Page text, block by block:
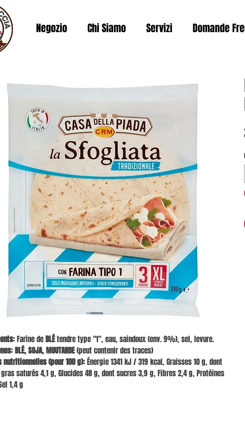
Negozio Chi Siamo Servizi Domande
Farine deBLÉtendre type "1", eau, saindoux (env. 9%), sel, levure.
BLÉ, SOJA, MOUTARDE(peut contenir des traces)
nutritionnelles (pour 100 g):Énergie 1341 kJ / 319 kcal, Graisses 10 g, dont
saturés 4,1 g, Glucides 48 g, dont sucres 3,9 g, Fibres 2,4 g, Protéines
1,4 g